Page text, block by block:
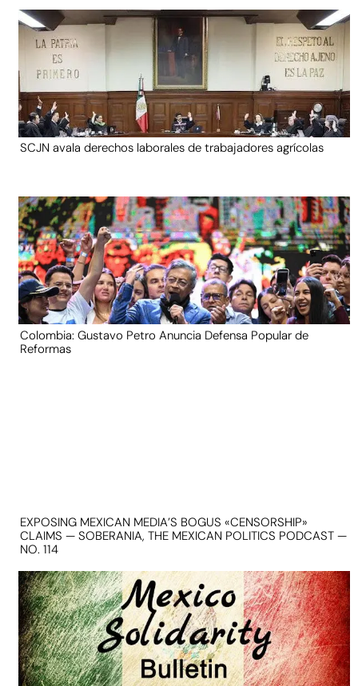
SCJN avala derechos laborales de trabajadores agrícolas
Colombia: Gustavo Petro Anuncia Defensa Popular de
Reformas
EXPOSING MEXICAN MEDIA’S BOGUS «CENSORSHIP»
CLAIMS — SOBERANIA, THE MEXICAN POLITICS PODCAST —
NO. 114